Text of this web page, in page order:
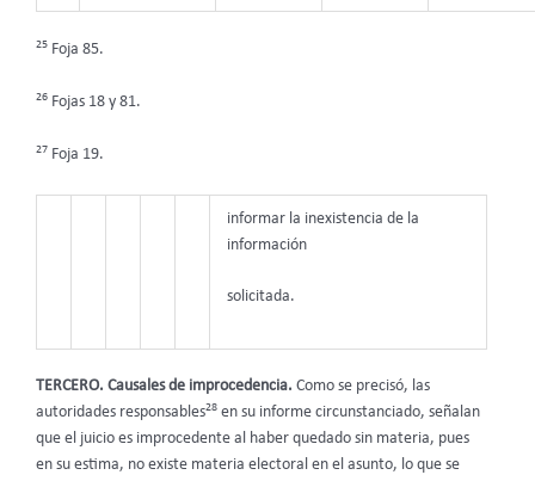
25 Foja 85.
26 Fojas 18 y 81.
27 Foja 19.
informar la inexistencia de la
información
solicitada.
TERCERO. Causales de improcedencia. Como se precisó, las
autoridades responsables28 en su informe circunstanciado, señalan
que el juicio es improcedente al haber quedado sin materia, pues
en su estima, no existe materia electoral en el asunto, lo que se